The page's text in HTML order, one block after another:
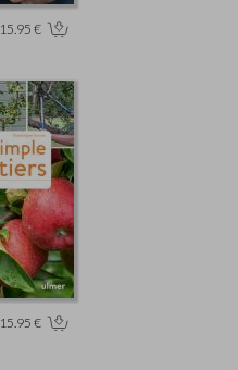
15.95 €
15.95 €